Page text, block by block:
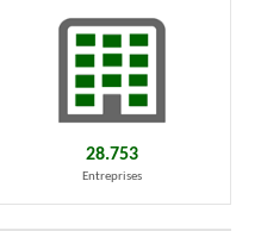
28.753
Entreprises